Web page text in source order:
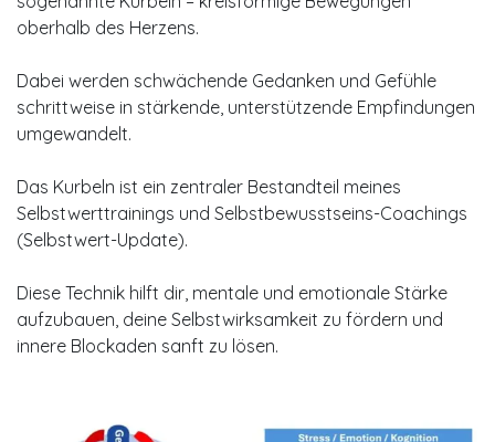
oberhalb des Herzens.
Dabei werden schwächende Gedanken und Gefühle
schrittweise in stärkende, unterstützende Empfindungen
umgewandelt.
Das Kurbeln ist ein zentraler Bestandteil meines
Selbstwerttrainings und Selbstbewusstseins-Coachings
(Selbstwert-Update).
Diese Technik hilft dir, mentale und emotionale Stärke
aufzubauen, deine Selbstwirksamkeit zu fördern und
innere Blockaden sanft zu lösen.